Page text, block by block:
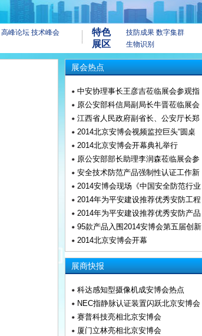
高峰论坛 技术峰会
特色
展区
技防成果 数字集群
生物识别
展会热点
中安协理事长王彦吉莅临展会参观指
原公安部科信局副局长牛晋莅临展会
江西省人民政府副省长、公安厅长郑
2014北京安博会视频监控巨头“圆桌
2014北京安博会开幕典礼举行
原公安部部长助理李润森莅临展会参
安全技术防范产品强制性认证工作新
2014安博会现场《中国安全防范行业
2014年为平安建设推荐优秀安防工程
2014年为平安建设推荐优秀安防产品
95款产品入围2014安博会第五届创新
2014北京安博会开幕
展商快报
科达感知型摄像机成安博会热点
NEC指静脉认证装置闪跃北京安博会
赛普科技亮相北京安博会
厦门立林亮相北京安博会